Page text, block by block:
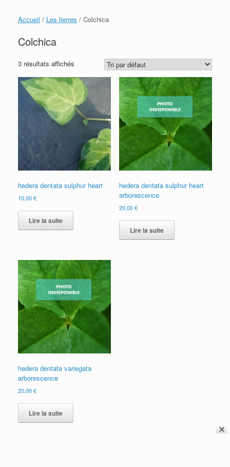
✕
Accueil / Les lierres / Colchica
Colchica
3 résultats affichés
hedera dentata sulphur heart
10,00€
Lire la suite
hedera dentata sulphur heart
arborescence
20,00€
Lire la suite
hedera dentata variegata
arborescence
20,00€
Lire la suite